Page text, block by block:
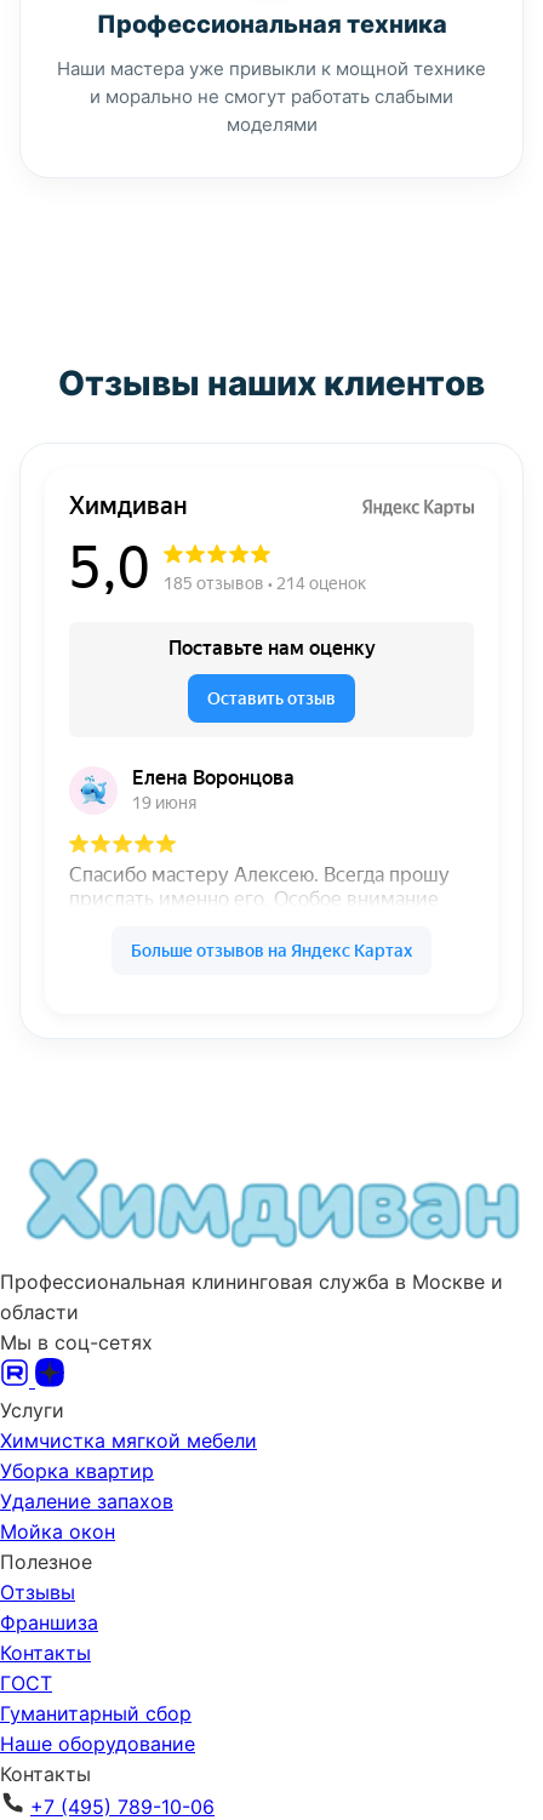
Профессиональная техника
Наши мастера уже привыкли к мощной технике
и морально не смогут работать слабыми
моделями
Отзывы наших клиентов
Профессиональная клининговая служба в Москве и
области
Мы в соц-сетях
Услуги
Химчистка мягкой мебели
Уборка квартир
Удаление запахов
Мойка окон
Полезное
Отзывы
Франшиза
Контакты
ГОСТ
Гуманитарный сбор
Наше оборудование
Контакты
+7 (495) 789-10-06